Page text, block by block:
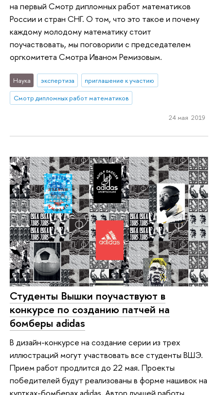
на первый Смотр дипломных работ математиков
России и стран СНГ. О том, что это такое и почему
каждому молодому математику стоит
поучаствовать, мы поговорили с председателем
оргкомитета Смотра Иваном Ремизовым.
Наука экспертиза
приглашение к участию
Смотр дипломных работ математиков
24 мая 2019
Студенты Вышки поучаствуют в
конкурсе по созданию патчей на
бомберы adidas
В дизайн-конкурсе на создание серии из трех
иллюстраций могут участвовать все студенты ВШЭ.
Прием работ продлится до 22 мая. Проекты
победителей будут реализованы в форме нашивок на